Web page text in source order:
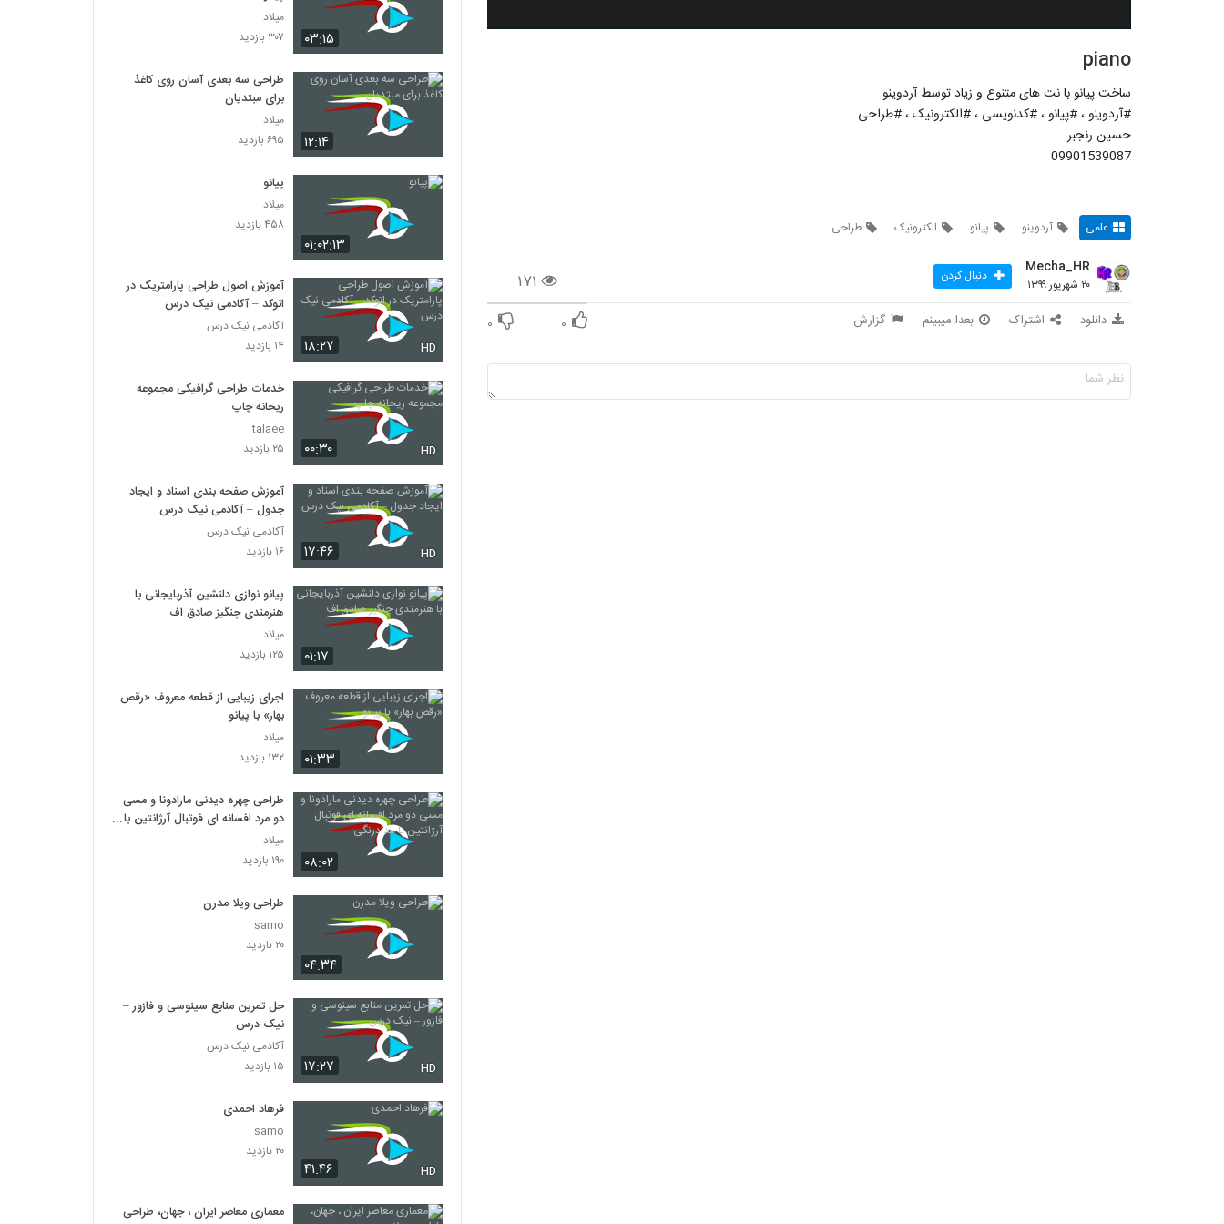
piano
ساخت پیانو با نت های متنوع و زیاد توسط آردوینو
#آردوینو ، #پیانو ، #کدنویسی ، #الکترونیک ، #طراحی
حسین رنجبر
09901539087
علمی آردوینو پیانو الکترونیک طراحی
۱۷۱
Mecha_HR
۲۰ شهریور ۱۳۹۹ دنبال کردن
دانلود اشتراک بعدا میبینم گزارش ۰ ۰
۰۳:۱۵
میلاد
۳۰۷ بازدید
۱۲:۱۴
طراحی سه بعدی آسان روی کاغذ
برای مبتدیان
میلاد
۶۹۵ بازدید
۰۱:۰۲:۱۳
پیانو
میلاد
۴۵۸ بازدید
۱۸:۲۷ HD
آموزش اصول طراحی پارامتریک در
اتوکد – آکادمی نیک درس
آکادمی نیک درس
۱۴ بازدید
۰۰:۳۰ HD
خدمات طراحی گرافیکی مجموعه
ریحانه چاپ
talaee
۲۵ بازدید
۱۷:۴۶ HD
آموزش صفحه بندی اسناد و ایجاد
جدول – آکادمی نیک درس
آکادمی نیک درس
۱۶ بازدید
۰۱:۱۷
پیانو نوازی دلنشین آذربایجانی با
هنرمندی چنگیز صادق اف
میلاد
۱۲۵ بازدید
۰۱:۳۳
اجرای زیبایی از قطعه معروف «رقص
بهار» با پیانو
میلاد
۱۳۲ بازدید
۰۸:۰۲
طراحی چهره دیدنی مارادونا و مسی
دو مرد افسانه ای فوتبال آرژانتین با
مدادرنگی
میلاد
۱۹۰ بازدید
۰۴:۳۴
طراحی ویلا مدرن
samo
۲۰ بازدید
۱۷:۲۷ HD
حل تمرین منابع سینوسی و فازور –
نیک درس
آکادمی نیک درس
۱۵ بازدید
۴۱:۴۶ HD
فرهاد احمدی
samo
۲۰ بازدید
معماری معاصر ایران ، جهان، طراحی